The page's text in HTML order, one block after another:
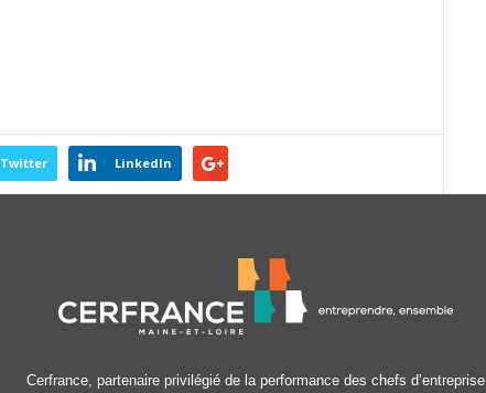
Twitter LinkedIn
Cerfrance, partenaire privilégié de la performance des chefs d’entreprise